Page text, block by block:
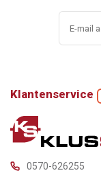
Klantenservice
0570-626255